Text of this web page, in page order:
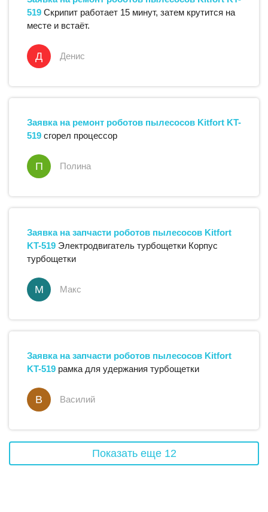
519 Скрипит работает 15 минут, затем крутится на
месте и встаёт.
Д Денис
Заявка на ремонт роботов пылесосов Kitfort KT-
519 сгорел процессор
П Полина
Заявка на запчасти роботов пылесосов Kitfort
KT-519 Электродвигатель турбощетки Корпус
турбощетки
М Макс
Заявка на запчасти роботов пылесосов Kitfort
KT-519 рамка для удержания турбощетки
В Василий
Показать еще 12